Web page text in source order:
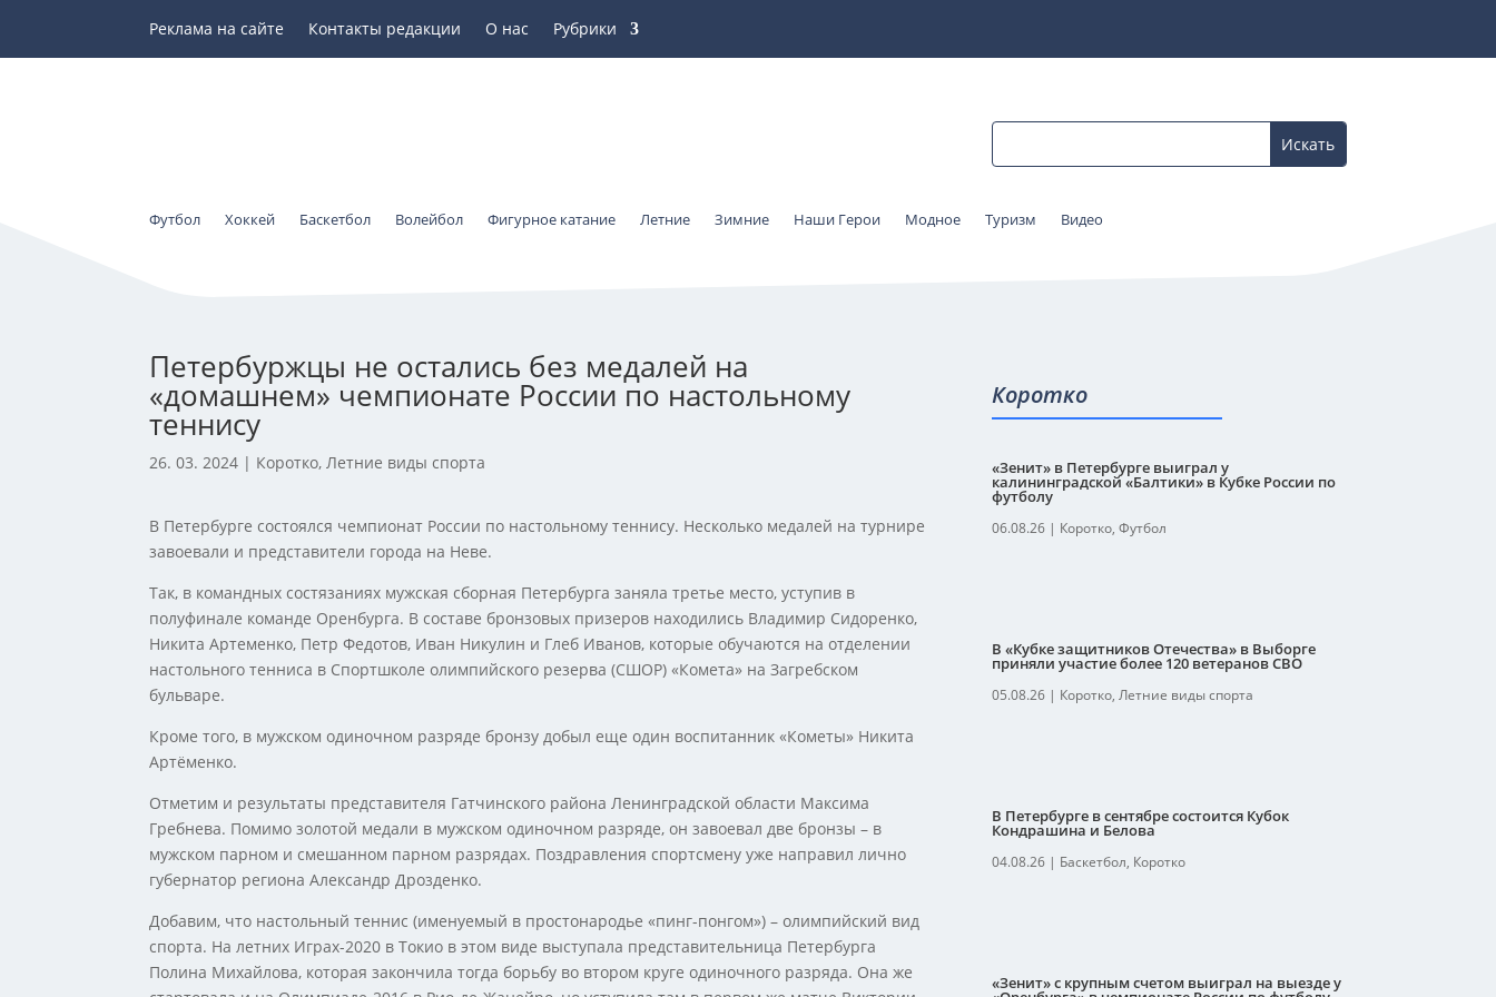
Реклама на сайте Контакты редакции О нас Рубрики
Футбол Хоккей Баскетбол Волейбол Фигурное катание Летние Зимние Наши Герои Модное Туризм Видео
Петербуржцы не остались без медалей на
«домашнем» чемпионате России по настольному
теннису
26. 03. 2024 | Коротко,Летние виды спорта
В Петербурге состоялся чемпионат России по настольному теннису. Несколько медалей на турнире
завоевали и представители города на Неве.
Так, в командных состязаниях мужская сборная Петербурга заняла третье место, уступив в
полуфинале команде Оренбурга. В составе бронзовых призеров находились Владимир Сидоренко,
Никита Артеменко, Петр Федотов, Иван Никулин и Глеб Иванов, которые обучаются на отделении
настольного тенниса в Спортшколе олимпийского резерва (СШОР) «Комета» на Загребском
бульваре.
Кроме того, в мужском одиночном разряде бронзу добыл еще один воспитанник «Кометы» Никита
Артёменко.
Отметим и результаты представителя Гатчинского района Ленинградской области Максима
Гребнева. Помимо золотой медали в мужском одиночном разряде, он завоевал две бронзы – в
мужском парном и смешанном парном разрядах. Поздравления спортсмену уже направил лично
губернатор региона Александр Дрозденко.
Добавим, что настольный теннис (именуемый в простонародье «пинг-понгом») – олимпийский вид
спорта. На летних Играх-2020 в Токио в этом виде выступала представительница Петербурга
Полина Михайлова, которая закончила тогда борьбу во втором круге одиночного разряда. Она же
Коротко
«Зенит» в Петербурге выиграл у
калининградской «Балтики» в Кубке России по
футболу
06.08.26| Коротко, Футбол
В «Кубке защитников Отечества» в Выборге
приняли участие более 120 ветеранов СВО
05.08.26| Коротко, Летние виды спорта
В Петербурге в сентябре состоится Кубок
Кондрашина и Белова
04.08.26| Баскетбол, Коротко
«Зенит» с крупным счетом выиграл на выезде у